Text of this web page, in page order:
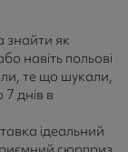
знайти як
навіть польові
те що шукали,
днів в
ідеальний